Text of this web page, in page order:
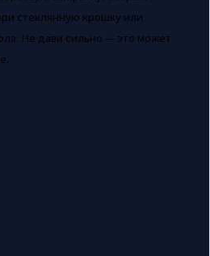
стеклянную крошку или
Не дави сильно — это может